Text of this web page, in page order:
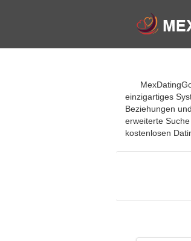
einzigartiges
Beziehungen
erweiterte
kostenlosen